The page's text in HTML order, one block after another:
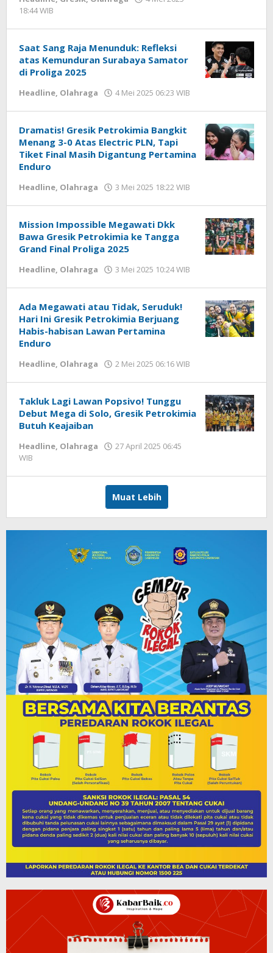
18:44 WIB
Saat Sang Raja Menunduk: Refleksi
atas Kemunduran Surabaya Samator
di Proliga 2025
Headline, Olahraga 4 Mei 2025 06:23 WIB
Dramatis! Gresik Petrokimia Bangkit
Menang 3-0 Atas Electric PLN, Tapi
Tiket Final Masih Digantung Pertamina
Enduro
Headline, Olahraga 3 Mei 2025 18:22 WIB
Mission Impossible Megawati Dkk
Bawa Gresik Petrokimia ke Tangga
Grand Final Proliga 2025
Headline, Olahraga 3 Mei 2025 10:24 WIB
Ada Megawati atau Tidak, Seruduk!
Hari Ini Gresik Petrokimia Berjuang
Habis-habisan Lawan Pertamina
Enduro
Headline, Olahraga 2 Mei 2025 06:16 WIB
Takluk Lagi Lawan Popsivo! Tunggu
Debut Mega di Solo, Gresik Petrokimia
Butuh Keajaiban
Headline, Olahraga
27 April 2025 06:45
WIB
Muat Lebih